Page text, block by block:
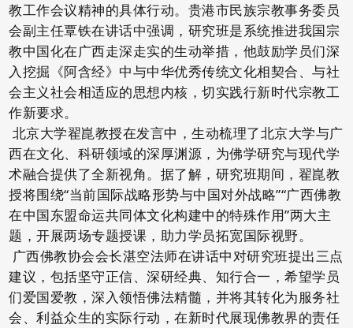
教工作会议精神的具体行动。贵港市民族宗教事务委员
会副主任覃铁在讲话中强调，研究班是系统推进我国宗
教中国化在广西走深走实的生动举措，他鼓励学员们深
入挖掘《阿含经》中与中华优秀传统文化相契合、与社
会主义社会相适应的思想内核，切实践行新时代宗教工
作新要求。
北京大学翟崑教授在发言中，生动梳理了北京大学与广
西在文化、科研领域的深厚渊源，为佛学研究与现代学
术融合提供了全新视角。据了解，研究班期间，翟崑教
授将围绕“当前国际战略形势与中国对外战略”“广西佛教
在中国东盟命运共同体文化构建中的特殊作用”两大主
题，开展两场专题授课，助力学员拓宽国际视野。
广西佛教协会会长湛空法师在讲话中对研究班提出三点
建议，包括坚守正信、深研经典、知行合一，希望学员
们爱国爱教，深入领悟佛法精髓，并将其转化为服务社
会、利益众生的实际行动，在新时代展现佛教界的责任